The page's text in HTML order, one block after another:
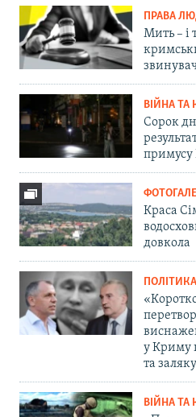
ПРАВА
Мить – і
ВІЙНА ТА
Сорок
примусу
Краса
довкола
ПОЛІТИКА
у Криму
та
ВІЙНА ТА